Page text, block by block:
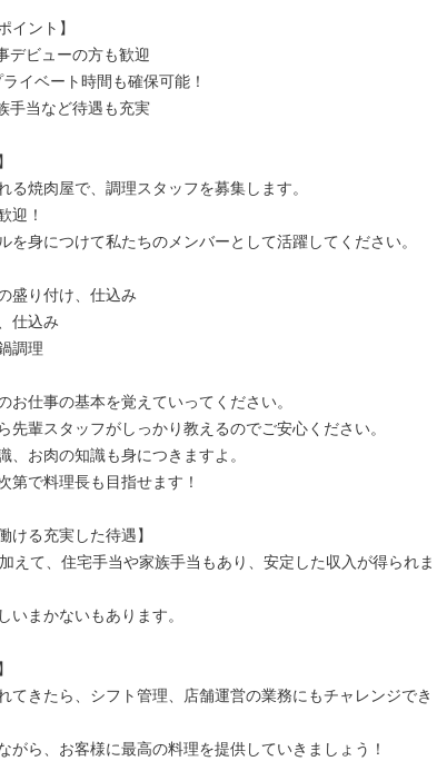
イント】
デビューの方も歓迎
イベート時間も確保可能！
手当など待遇も充実
る焼肉屋で、調理スタッフを募集します。
迎！
を身につけて私たちのメンバーとして活躍してください。
盛り付け、仕込み
仕込み
調理
お仕事の基本を覚えていってください。
先輩スタッフがしっかり教えるのでご安心ください。
、お肉の知識も身につきますよ。
第で料理長も目指せます！
ける充実した待遇】
えて、住宅手当や家族手当もあり、安定した収入が得られま
いまかないもあります。
てきたら、シフト管理、店舗運営の業務にもチャレンジでき
がら、お客様に最高の料理を提供していきましょう！